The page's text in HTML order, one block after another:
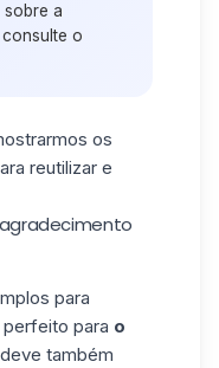
sobre a
consulte o
os
reutilizar e
para
perfeito para o
também